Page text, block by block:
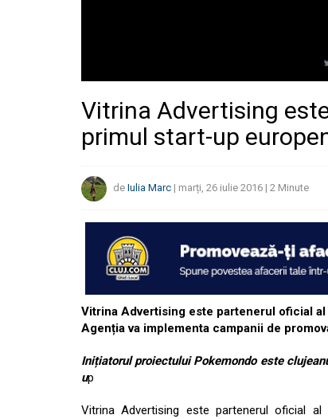
Vitrina Advertising
primul start-up
de Iulia Marc | marți, 26 iulie 2016 | 2 Minute
Vitrina Advertising este partenerul oficial
Agenția va implementa campanii de
Inițiatorul proiectului Pokemondo este
up
Vitrina Advertising este partenerul oficial al